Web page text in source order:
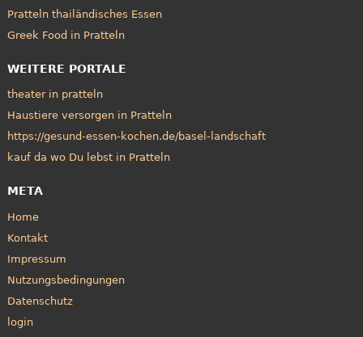
Pratteln thailändisches Essen
Greek Food in Pratteln
WEITERE PORTALE
theater in pratteln
Haustiere versorgen in Pratteln
https://gesund-essen-kochen.de/basel-landschaft
kauf da wo Du lebst in Pratteln
META
Home
Kontakt
Impressum
Nutzungsbedingungen
Datenschutz
login